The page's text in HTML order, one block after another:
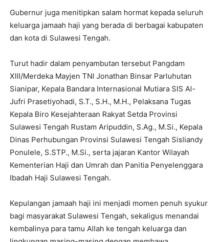
Gubernur juga menitipkan salam hormat kepada seluruh
keluarga jamaah haji yang berada di berbagai kabupaten
dan kota di Sulawesi Tengah.
Turut hadir dalam penyambutan tersebut Pangdam
XIII/Merdeka Mayjen TNI Jonathan Binsar Parluhutan
Sianipar, Kepala Bandara Internasional Mutiara SIS Al-
Jufri Prasetiyohadi, S.T., S.H., M.H., Pelaksana Tugas
Kepala Biro Kesejahteraan Rakyat Setda Provinsi
Sulawesi Tengah Rustam Aripuddin, S.Ag., M.Si., Kepala
Dinas Perhubungan Provinsi Sulawesi Tengah Sisliandy
Ponulele, S.STP., M.Si., serta jajaran Kantor Wilayah
Kementerian Haji dan Umrah dan Panitia Penyelenggara
Ibadah Haji Sulawesi Tengah.
Kepulangan jamaah haji ini menjadi momen penuh syukur
bagi masyarakat Sulawesi Tengah, sekaligus menandai
kembalinya para tamu Allah ke tengah keluarga dan